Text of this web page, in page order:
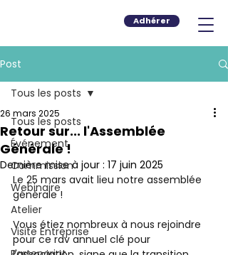
Adhérer
Post
Tous les posts
Événement
Commission
Webinaire
Atelier
Visite Entreprise
Tous les posts
Retour sur... l'Assemblée
Générale !
26 mars 2025
Dernière mise à jour : 17 juin 2025
Le 25 mars avait lieu notre assemblée
générale !
Vous étiez nombreux à nous rejoindre
pour ce rdv annuel clé pour